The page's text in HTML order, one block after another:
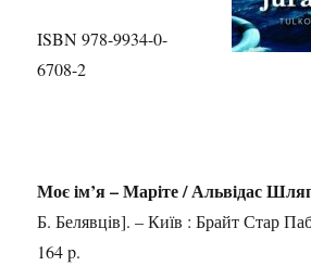
ISBN 978-9934-0-
6708-2
Моє iм’я – Марiте / Альвiдас
Б. Белявцiв]. – Київ : Брайт Стар
164 p.